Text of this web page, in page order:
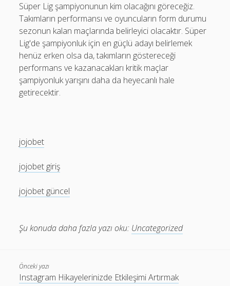
Süper Lig şampiyonunun kim olacağını göreceğiz.
Takımların performansı ve oyuncuların form durumu
sezonun kalan maçlarında belirleyici olacaktır. Süper
Lig'de şampiyonluk için en güçlü adayı belirlemek
henüz erken olsa da, takımların göstereceği
performans ve kazanacakları kritik maçlar
şampiyonluk yarışını daha da heyecanlı hale
getirecektir.
jojobet
jojobet giriş
jojobet güncel
Şu konuda daha fazla yazı oku: Uncategorized
Önceki yazı
Instagram Hikayelerinizde Etkileşimi Artırmak